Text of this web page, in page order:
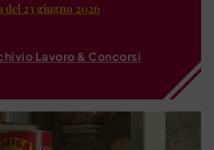
23 giugno 2026
Lavoro & Concorsi